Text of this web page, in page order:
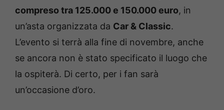
compreso tra 125.000 e 150.000 euro, in
un’asta organizzata da Car & Classic.
L’evento si terrà alla fine di novembre, anche
se ancora non è stato specificato il luogo che
la ospiterà. Di certo, per i fan sarà
un’occasione d’oro.